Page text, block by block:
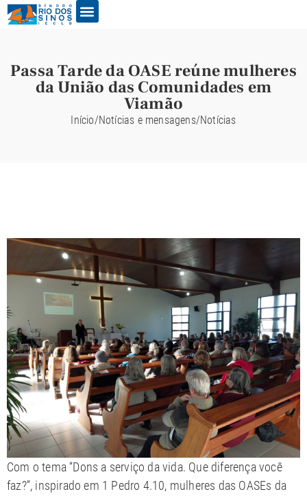
Passa Tarde da OASE reúne mulheres
da União das Comunidades em
Viamão
Início/Notícias e mensagens/Notícias
Com o tema “Dons a serviço da vida. Que diferença você
faz?”, inspirado em 1 Pedro 4.10, mulheres das OASEs da